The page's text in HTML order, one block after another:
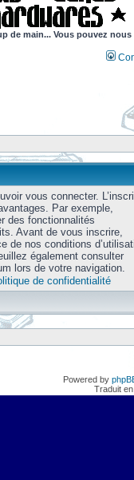
de main... Vous pouvez
vous connecter.
Par exemple,
des fonctionnalités
Avant de vous inscrire,
de nos conditions
également consulter
lors de votre navigation.
de confidentialité
Powered by
Traduit